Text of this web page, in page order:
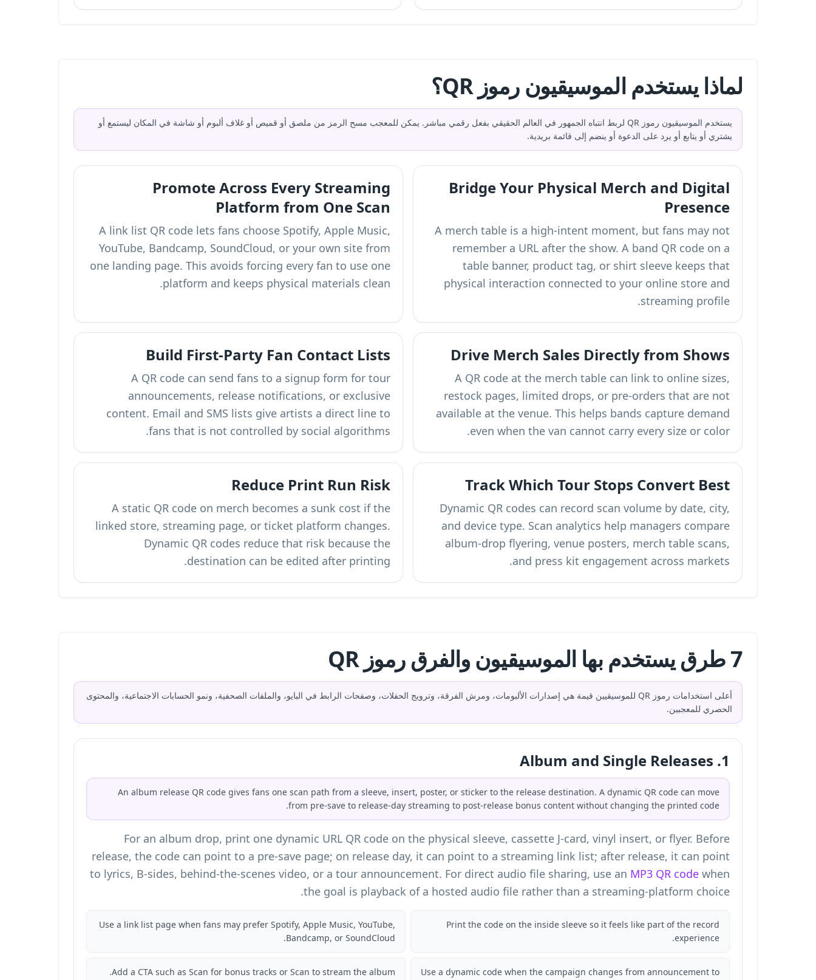
لماذا يستخدم الموسيقيون رموز QR؟
يستخدم الموسيقيون رموز QR لربط انتباه الجمهور في العالم الحقيقي بفعل رقمي مباشر. يمكن للمعجب مسح الرمز من ملصق أو قميص أو غلاف ألبوم أو شاشة في المكان ليستمع أو
يشتري أو يتابع أو يرد على الدعوة أو ينضم إلى قائمة بريدية.
Bridge Your Physical Merch and Digital
Presence
A merch table is a high-intent moment, but fans may not
remember a URL after the show. A band QR code on a
table banner, product tag, or shirt sleeve keeps that
physical interaction connected to your online store and
streaming profile.
Promote Across Every Streaming
Platform from One Scan
A link list QR code lets fans choose Spotify, Apple Music,
YouTube, Bandcamp, SoundCloud, or your own site from
one landing page. This avoids forcing every fan to use one
platform and keeps physical materials clean.
Drive Merch Sales Directly from Shows
A QR code at the merch table can link to online sizes,
restock pages, limited drops, or pre-orders that are not
available at the venue. This helps bands capture demand
even when the van cannot carry every size or color.
Build First-Party Fan Contact Lists
A QR code can send fans to a signup form for tour
announcements, release notifications, or exclusive
content. Email and SMS lists give artists a direct line to
fans that is not controlled by social algorithms.
Track Which Tour Stops Convert Best
Dynamic QR codes can record scan volume by date, city,
and device type. Scan analytics help managers compare
album-drop flyering, venue posters, merch table scans,
and press kit engagement across markets.
Reduce Print Run Risk
A static QR code on merch becomes a sunk cost if the
linked store, streaming page, or ticket platform changes.
Dynamic QR codes reduce that risk because the
destination can be edited after printing.
7 طرق يستخدم بها الموسيقيون والفرق رموز QR
أعلى استخدامات رموز QR للموسيقيين قيمة هي إصدارات الألبومات، ومرش الفرقة، وترويج الحفلات، وصفحات الرابط في البايو، والملفات الصحفية، ونمو الحسابات الاجتماعية، والمحتوى
الحصري للمعجبين.
1. Album and Single Releases
An album release QR code gives fans one scan path from a sleeve, insert, poster, or sticker to the release destination. A dynamic QR code can move
from pre-save to release-day streaming to post-release bonus content without changing the printed code.
For an album drop, print one dynamic URL QR code on the physical sleeve, cassette J-card, vinyl insert, or flyer. Before
release, the code can point to a pre-save page; on release day, it can point to a streaming link list; after release, it can point
to lyrics, B-sides, behind-the-scenes video, or a tour announcement. For direct audio file sharing, use an MP3 QR code when
the goal is playback of a hosted audio file rather than a streaming-platform choice.
Print the code on the inside sleeve so it feels like part of the record
experience.
Use a link list page when fans may prefer Spotify, Apple Music, YouTube,
Bandcamp, or SoundCloud.
Use a dynamic code when the campaign changes from announcement to
Add a CTA such as Scan for bonus tracks or Scan to stream the album.